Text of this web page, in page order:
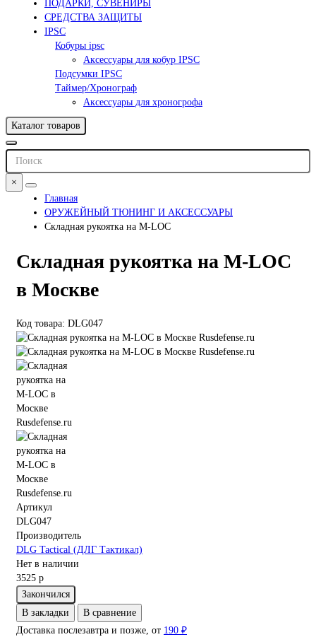
ПОДАРКИ, СУВЕНИРЫ
СРЕДСТВА ЗАЩИТЫ
IPSC
Кобуры ipsc
Аксессуары для кобур IPSC
Подсумки IPSC
Таймер/Хронограф
Аксессуары для хроногрофа
Каталог товаров
×
Главная
ОРУЖЕЙНЫЙ ТЮНИНГ И АКСЕССУАРЫ
Складная рукоятка на M-LOC
Складная рукоятка на M-LOC
в Москве
Код товара: DLG047
Артикул
DLG047
Производитель
DLG Tactical (ДЛГ Тактикал)
Нет в наличии
3525 р
Закончился
В закладки
В сравнение
Доставка послезавтра и позже, от 190 ₽